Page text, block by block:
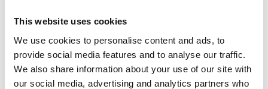
This website uses cookies
We use cookies to personalise content and ads, to
provide social media features and to analyse our traffic.
We also share information about your use of our site with
our social media, advertising and analytics partners who
1 485 SEK